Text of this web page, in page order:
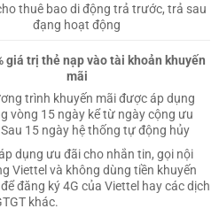
thuê bao di động trả trước, trả sau
đạng hoạt động
giá trị thẻ nạp vào tài khoản khuyến
mãi
trình khuyến mãi được áp dụng
vòng 15 ngày kể từ ngày cộng ưu
15 ngày hệ thống tự động hủy
dụng ưu đãi cho nhắn tin, gọi nội
Viettel và không dùng tiền khuyến
đăng ký 4G của Viettel hay các dịch
khác.